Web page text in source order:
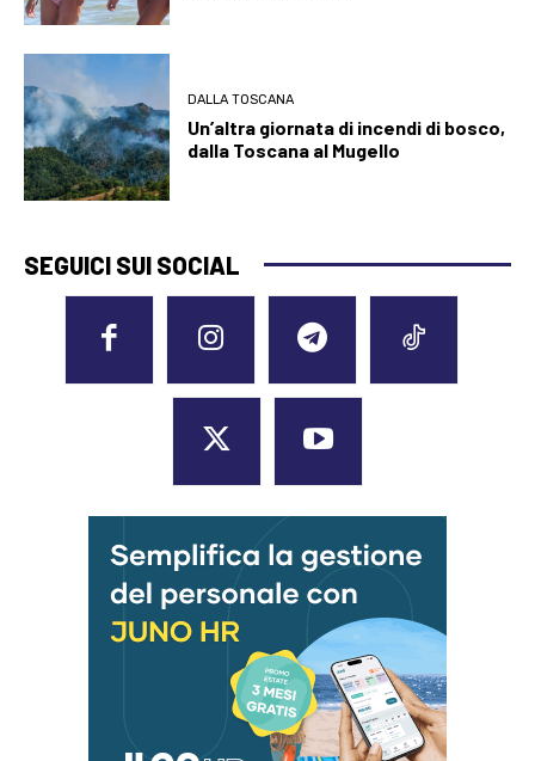
DALLA TOSCANA
Un’altra giornata di incendi di bosco,
dalla Toscana al Mugello
SEGUICI SUI SOCIAL